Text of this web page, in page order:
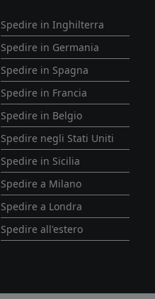
Spedire in Inghilterra
Spedire in Germania
Spedire in Spagna
Spedire in Francia
Spedire in Belgio
Spedire negli Stati Uniti
Spedire in Sicilia
Spedire a Milano
Spedire a Londra
Spedire all'estero